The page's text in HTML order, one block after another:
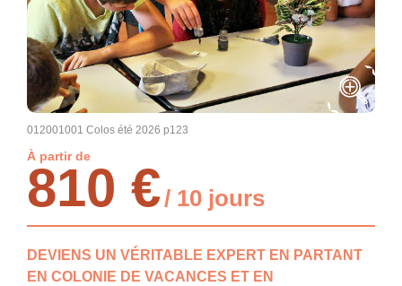
012001001 Colos été 2026 p123
À partir de
810 €/ 10 jours
DEVIENS UN VÉRITABLE EXPERT EN PARTANT
EN COLONIE DE VACANCES ET EN